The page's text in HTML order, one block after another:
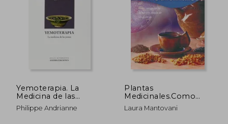
Yemoterapia. La
Medicina de las
Yemas (Dulce
Alternativa)
Philippe Andrianne
Plantas
Medicinales.Como
Recuperar La Salud
Con Ayuda De Las
Laura Mantovani